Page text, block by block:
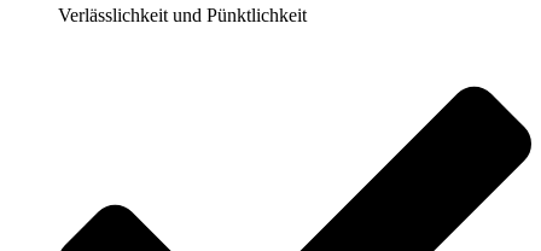
Verlässlichkeit und Pünktlichkeit